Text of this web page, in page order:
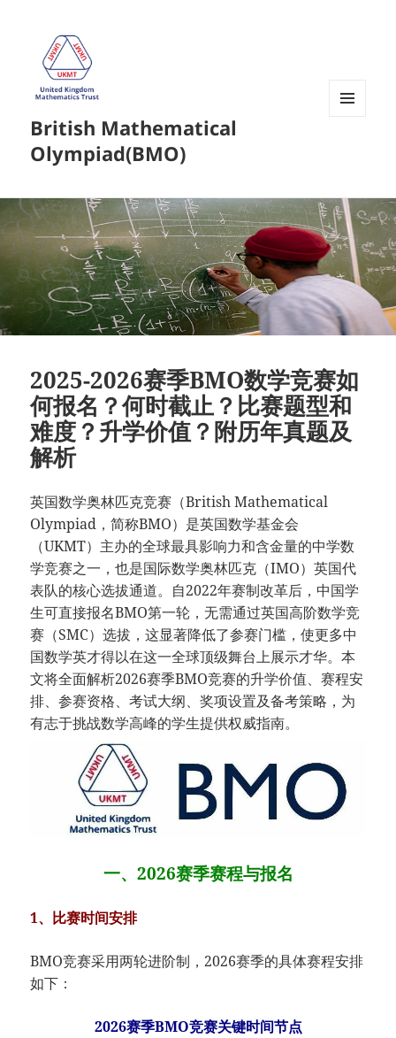
British Mathematical
Olympiad(BMO)
2025-2026赛季BMO数学竞赛如
何报名？何时截止？比赛题型和
难度？升学价值？附历年真题及
解析
英国数学奥林匹克竞赛（British Mathematical
Olympiad，简称BMO）是英国数学基金会
（UKMT）主办的全球最具影响力和含金量的中学数
学竞赛之一，也是国际数学奥林匹克（IMO）英国代
表队的核心选拔通道。自2022年赛制改革后，中国学
生可直接报名BMO第一轮，无需通过英国高阶数学竞
赛（SMC）选拔，这显著降低了参赛门槛，使更多中
国数学英才得以在这一全球顶级舞台上展示才华。本
文将全面解析2026赛季BMO竞赛的升学价值、赛程安
排、参赛资格、考试大纲、奖项设置及备考策略，为
有志于挑战数学高峰的学生提供权威指南。
一、2026赛季赛程与报名
1、​​比赛时间安排​
BMO竞赛采用两轮进阶制，2026赛季的具体赛程安排
如下：
2026赛季BMO竞赛关键时间节点